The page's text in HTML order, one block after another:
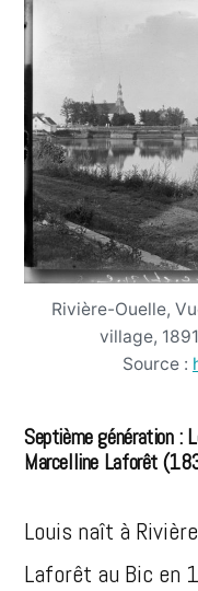
Rivière-Ouelle,
village,
Source :
Septième génération
Marcelline Laforêt
Louis naît à
Laforêt au Bic en